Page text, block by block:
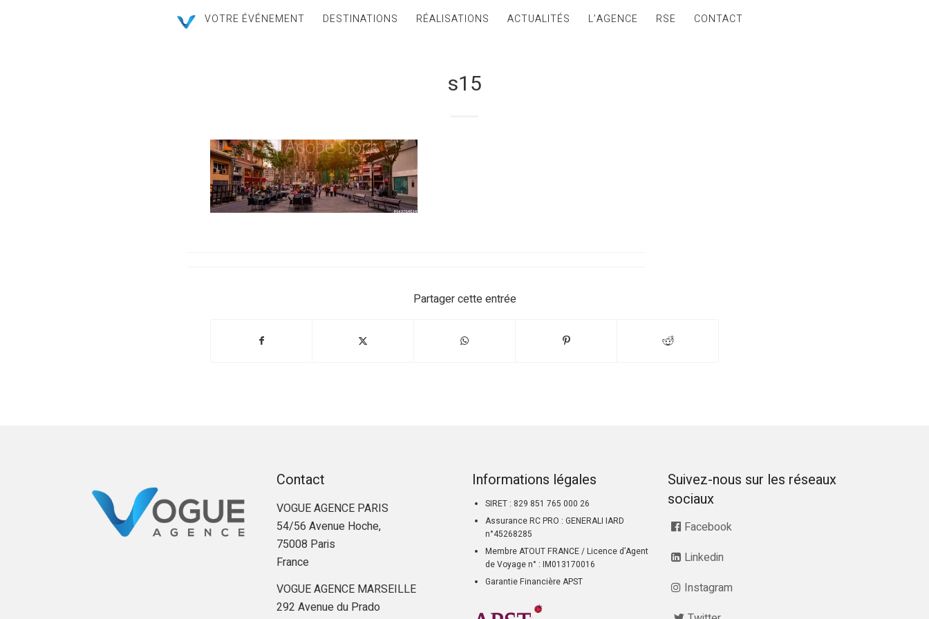
VOTRE ÉVÉNEMENT DESTINATIONS RÉALISATIONS ACTUALITÉS L’AGENCE RSE CONTACT
s15
Partager cette entrée
Contact
VOGUE AGENCE PARIS
54/56 Avenue Hoche,
75008 Paris
France
VOGUE AGENCE MARSEILLE
292 Avenue du Prado
Informations légales
SIRET : 829 851 765 000 26
Assurance RC PRO : GENERALI IARD
n°45268285
Membre ATOUT FRANCE / Licence d’Agent
de Voyage n° : IM013170016
Garantie Financière APST
Suivez-nous sur les réseaux
sociaux
Facebook
Linkedin
Instagram